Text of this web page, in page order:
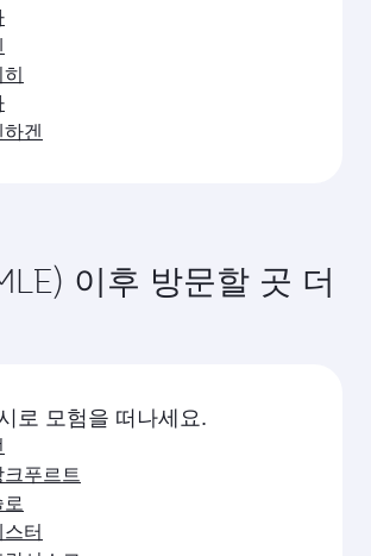
겐
이후 방문할 곳 더
로 모험을 떠나세요.
푸르트
터